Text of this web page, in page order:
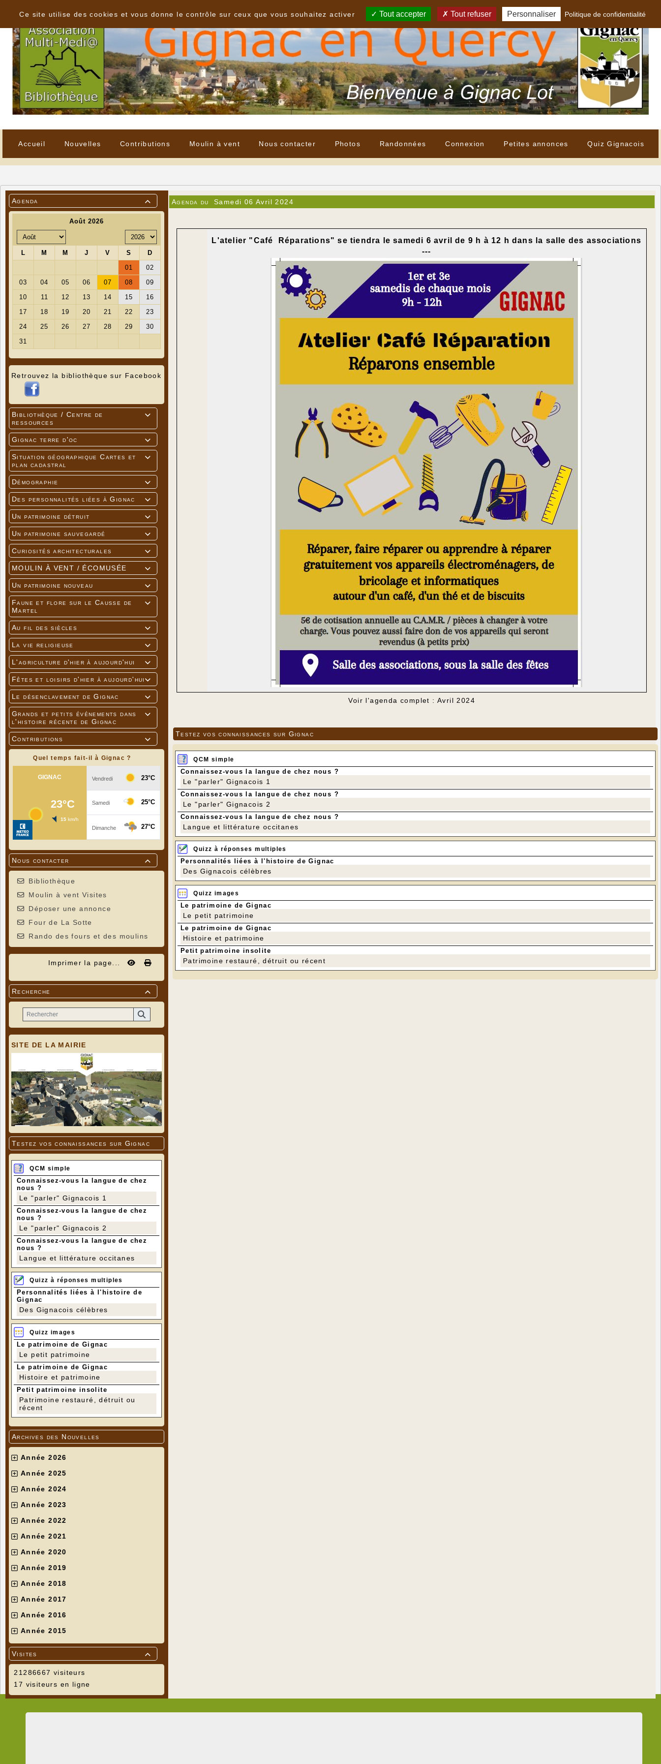
Accueil Nouvelles Contributions Moulin à vent Nous contacter Photos Randonnées Connexion Petites annonces Quiz Gignacois

Agenda
Retrouvez la bibliothèque sur Facebook

Bibliothèque / Centre de
ressources

Gignac terre d'oc

Situation géographique Cartes et
plan cadastral

Démographie

Des personnalités liées à Gignac

Un patrimoine détruit

Un patrimoine sauvegardé

Curiosités architecturales

MOULIN À VENT / ÉCOMUSÉE

Un patrimoine nouveau

Faune et flore sur le Causse de
Martel

Au fil des siècles

La vie religieuse

L'agriculture d'hier à aujourd'hui

Fêtes et loisirs d'hier à aujourd'hui

Le désenclavement de Gignac

Grands et petits événements dans
l'histoire récente de Gignac

Contributions
Quel temps fait-il à Gignac ?

Nous contacter
Bibliothèque
Moulin à vent Visites
Déposer une annonce
Four de La Sotte
Rando des fours et des moulins
Imprimer la page...

Recherche
SITE DE LA MAIRIE
Testez vos connaissances sur Gignac
QCM simple
Connaissez-vous la langue de chez
nous ?
Le "parler" Gignacois 1
Connaissez-vous la langue de chez
nous ?
Le "parler" Gignacois 2
Connaissez-vous la langue de chez
nous ?
Langue et littérature occitanes
Quizz à réponses multiples
Personnalités liées à l'histoire de
Gignac
Des Gignacois célèbres
Quizz images
Le patrimoine de Gignac
Le petit patrimoine
Le patrimoine de Gignac
Histoire et patrimoine
Petit patrimoine insolite
Patrimoine restauré, détruit ou
récent
Archives des Nouvelles
Année 2026
Année 2025
Année 2024
Année 2023
Année 2022
Année 2021
Année 2020
Année 2019
Année 2018
Année 2017
Année 2016
Année 2015

Visites
21286667 visiteurs
17 visiteurs en ligne
Agenda du Samedi 06 Avril 2024
L'atelier "Café Réparations" se tiendra le samedi 6 avril de 9 h à 12 h dans la salle des associations
---
Voir l'agenda complet : Avril 2024
Testez vos connaissances sur Gignac
QCM simple
Connaissez-vous la langue de chez nous ?
Le "parler" Gignacois 1
Connaissez-vous la langue de chez nous ?
Le "parler" Gignacois 2
Connaissez-vous la langue de chez nous ?
Langue et littérature occitanes
Quizz à réponses multiples
Personnalités liées à l'histoire de Gignac
Des Gignacois célèbres
Quizz images
Le patrimoine de Gignac
Le petit patrimoine
Le patrimoine de Gignac
Histoire et patrimoine
Petit patrimoine insolite
Patrimoine restauré, détruit ou récent
Ce site utilise des cookies et vous donne le contrôle sur ceux que vous souhaitez activer
Tout accepter Tout refuser Personnaliser Politique de confidentialité